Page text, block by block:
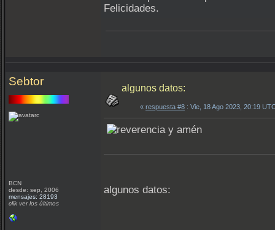
Felicidades.
Sebtor
BCN
desde: sep, 2006
mensajes: 28193
clik ver los últimos
algunos datos:
« respuesta #8 : Vie, 18 Ago 2023, 20:19
algunos datos: